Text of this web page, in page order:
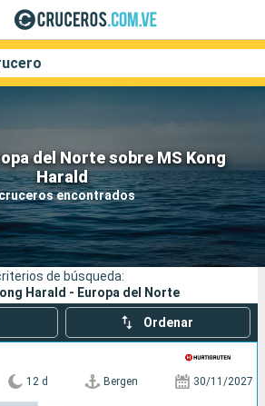
del Norte sobre MS Kong
Harald
encontrados
Compañías
Buscar
de búsqueda:
Harald - Europa del Norte
Ordenar
12 d Bergen 30/11/2027